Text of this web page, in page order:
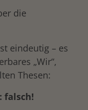
die
eindeutig – es
„Wir“,
Thesen:
falsch!